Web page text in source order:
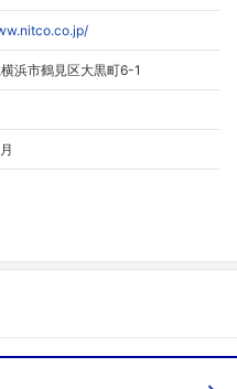
浜市鶴見区大黒町6-1